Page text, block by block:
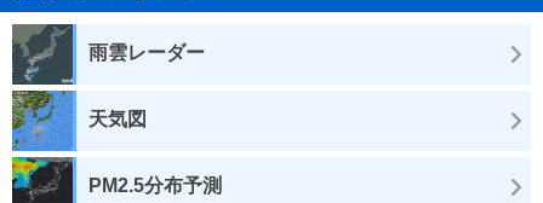
雨雲レーダー
天気図
PM2.5分布予測